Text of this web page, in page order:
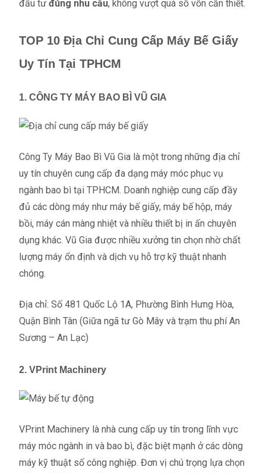
đầu tư đúng nhu cầu, không vượt quá số vốn cần thiết.
TOP 10 Địa Chỉ Cung Cấp Máy Bế Giấy
Uy Tín Tại TPHCM
1. CÔNG TY MÁY BAO BÌ VŨ GIA
Công Ty Máy Bao Bì Vũ Gia là một trong những địa chỉ
uy tín chuyên cung cấp đa dạng máy móc phục vụ
ngành bao bì tại TPHCM. Doanh nghiệp cung cấp đầy
đủ các dòng máy như máy bế giấy, máy bế hộp, máy
bồi, máy cán màng nhiệt và nhiều thiết bị in ấn chuyên
dụng khác. Vũ Gia được nhiều xưởng tin chọn nhờ chất
lượng máy ổn định và dịch vụ hỗ trợ kỹ thuật nhanh
chóng.
Địa chỉ: Số 481 Quốc Lộ 1A, Phường Bình Hưng Hòa,
Quận Bình Tân (Giữa ngã tư Gò Mây và trạm thu phí An
Sương – An Lạc)
2. VPrint Machinery
VPrint Machinery là nhà cung cấp uy tín trong lĩnh vực
máy móc ngành in và bao bì, đặc biệt mạnh ở các dòng
máy kỹ thuật số công nghiệp. Đơn vị chú trọng lựa chọn